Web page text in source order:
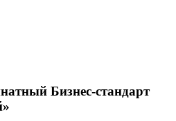
Бизнес-стандарт